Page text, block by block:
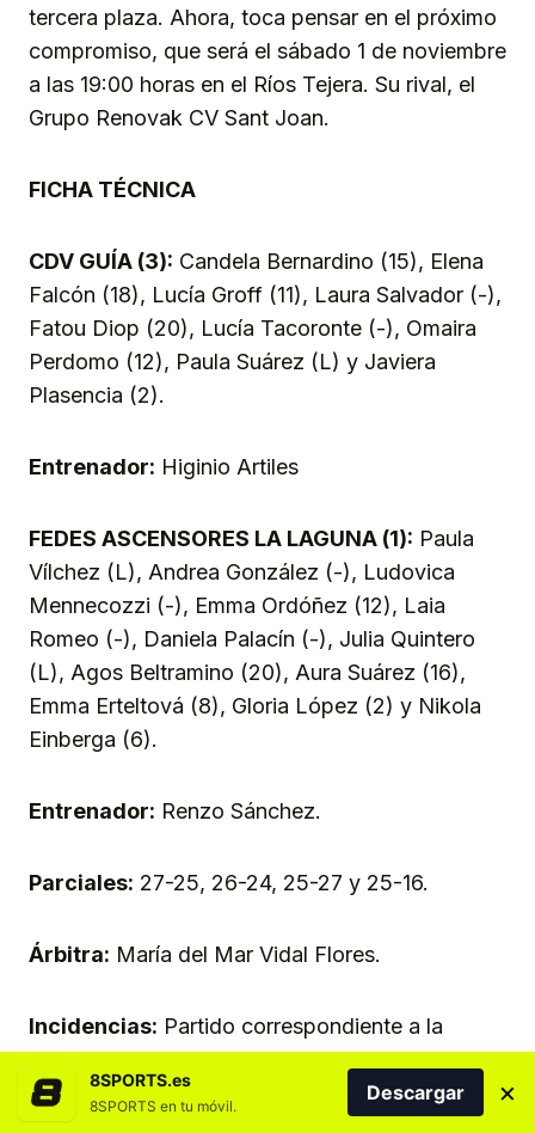
tercera plaza. Ahora, toca pensar en el próximo
compromiso, que será el sábado 1 de noviembre
a las 19:00 horas en el Ríos Tejera. Su rival, el
Grupo Renovak CV Sant Joan.
FICHA TÉCNICA
CDV GUÍA (3): Candela Bernardino (15), Elena
Falcón (18), Lucía Groff (11), Laura Salvador (-),
Fatou Diop (20), Lucía Tacoronte (-), Omaira
Perdomo (12), Paula Suárez (L) y Javiera
Plasencia (2).
Entrenador: Higinio Artiles
FEDES ASCENSORES LA LAGUNA (1): Paula
Vílchez (L), Andrea González (-), Ludovica
Mennecozzi (-), Emma Ordóñez (12), Laia
Romeo (-), Daniela Palacín (-), Julia Quintero
(L), Agos Beltramino (20), Aura Suárez (16),
Emma Erteltová (8), Gloria López (2) y Nikola
Einberga (6).
Entrenador: Renzo Sánchez.
Parciales: 27-25, 26-24, 25-27 y 25-16.
Árbitra: María del Mar Vidal Flores.
Incidencias: Partido correspondiente a la
cuarta jornada del Grupo C de la Superliga
Femenina 2, disputado en el Pabellón Beatriz
Mendoza Rivera, Santa María de Guía, ante 100
8SPORTS.es
8SPORTS en tu móvil.
Descargar ×